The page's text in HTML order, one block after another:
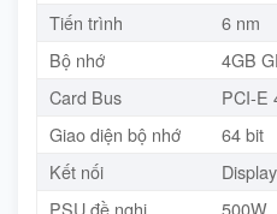
Tiến trình
6 nm
Bộ nhớ
4GB
Card Bus
PCI-E
Giao diện bộ nhớ
64 bit
Kết nối
PSU đề nghị
500W